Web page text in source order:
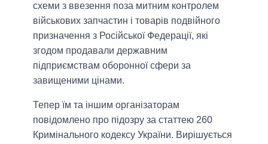
схеми з ввезення поза митним контролем
військових запчастин і товарів подвійного
призначення з Російської Федерації, які
згодом продавали державним
підприємствам оборонної сфери за
завищеними цінами.
Тепер їм та іншим організаторам
повідомлено про підозру за статтею 260
Кримінального кодексу України. Вирішується